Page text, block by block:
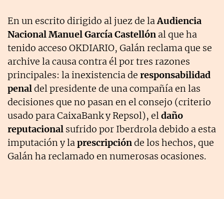
En un escrito dirigido al juez de laAudiencia
Nacional Manuel García Castellón al que ha
tenido acceso OKDIARIO, Galán reclama que se
archive la causa contra él por tres razones
principales: la inexistencia de responsabilidad
penaldel presidente de una compañía en las
decisiones que no pasan en el consejo (criterio
usado para CaixaBank y Repsol), eldaño
reputacional sufrido por Iberdrola debido a esta
imputación y laprescripciónde los hechos, que
Galán ha reclamado en numerosas ocasiones.